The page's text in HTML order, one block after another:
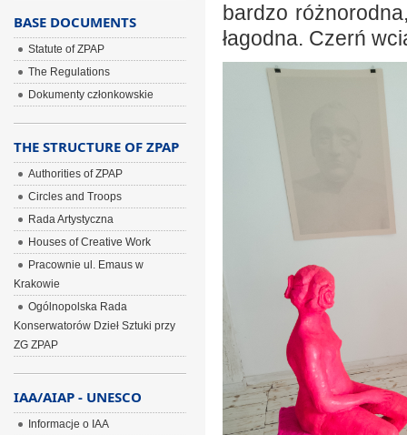
bardzo
łagodna. Czerń
BASE DOCUMENTS
Statute of ZPAP
The Regulations
Dokumenty członkowskie
THE STRUCTURE OF ZPAP
Authorities of ZPAP
Circles and Troops
Rada Artystyczna
Houses of Creative Work
Pracownie ul. Emaus w
Krakowie
Ogólnopolska Rada
Konserwatorów Dzieł Sztuki przy
ZG ZPAP
IAA/AIAP - UNESCO
Informacje o IAA